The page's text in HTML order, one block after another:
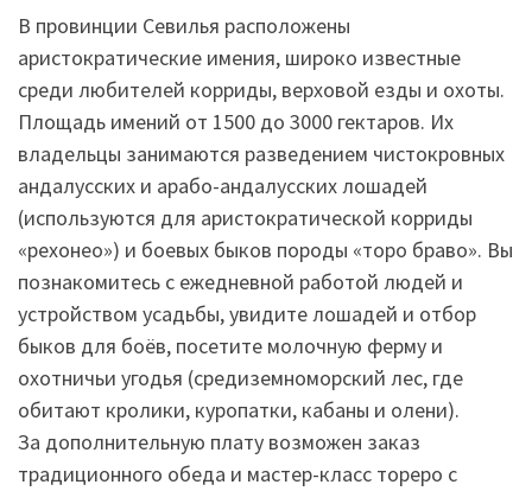
В провинции Севилья расположены
аристократические имения, широко известные
среди любителей корриды, верховой езды и охоты.
Площадь имений от 1500 до 3000 гектаров. Их
владельцы занимаются разведением чистокровных
андалусских и арабо-андалусских лошадей
(используются для аристократической корриды
«рехонео») и боевых быков породы «торо браво». Вы
познакомитесь с ежедневной работой людей и
устройством усадьбы, увидите лошадей и отбор
быков для боёв, посетите молочную ферму и
охотничьи угодья (средиземноморский лес, где
обитают кролики, куропатки, кабаны и олени).
За дополнительную плату возможен заказ
традиционного обеда и мастер-класс тореро с